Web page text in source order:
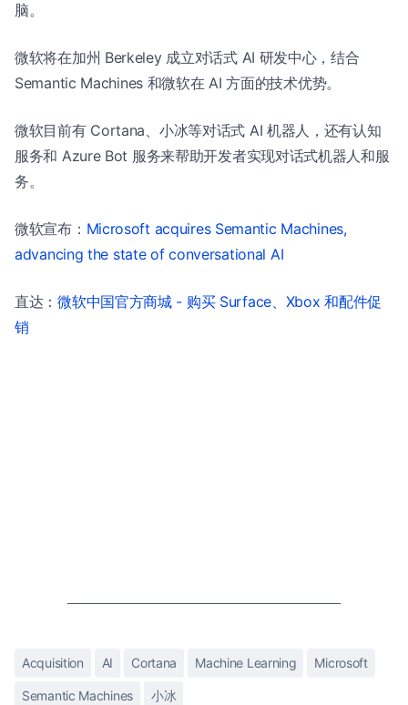
脑。
微软将在加州 Berkeley 成立对话式 AI 研发中心，结合
Semantic Machines 和微软在 AI 方面的技术优势。
微软目前有 Cortana、小冰等对话式 AI 机器人，还有认知
服务和 Azure Bot 服务来帮助开发者实现对话式机器人和服
务。
微软宣布： Microsoft acquires Semantic Machines,
advancing the state of conversational AI
直达：微软中国官方商城 - 购买 Surface、Xbox 和配件促
销
Acquisition AI Cortana Machine Learning Microsoft
Semantic Machines 小冰